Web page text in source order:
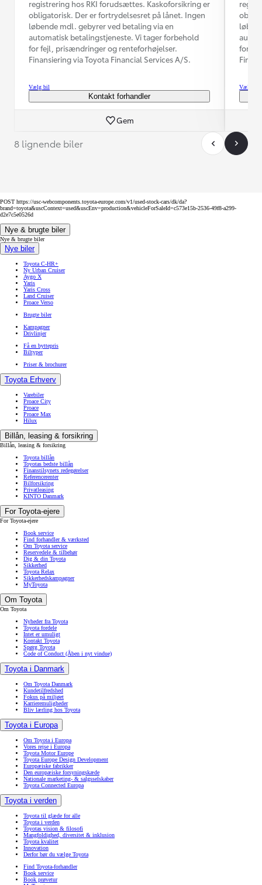
registrering hos RKI forudsættes. Kaskoforsikring er
obligatorisk. Der er fortrydelsesret på lånet. Ingen
løbende mdl. gebyrer ved betaling via en
automatisk betalingstjeneste. Vi tager forbehold
for fejl, prisændringer og renteforhøjelser.
Finansiering via Toyota Financial Services A/S.
Vælg bil
Kontakt forhandler
Gem
for
Vælg bil
8 lignende biler
POST https://usc-webcomponents.toyota-europe.com/v1/used-stock-cars/dk/da?
brand=toyota&uscContext=used&uscEnv=production&vehicleForSaleId=c573e15b-2536-49f8-a299-
d2e7c5e0526d
Nye & brugte biler
Nye & brugte biler
Nye biler
Toyota C-HR+
Ny Urban Cruiser
Aygo X
Yaris
Yaris Cross
Land Cruiser
Proace Verso
Brugte biler
Kampagner
Drivlinjer
Få en byttepris
Biltyper
Priser & brochurer
Toyota Erhverv
Varebiler
Proace City
Proace
Proace Max
Hilux
Billån, leasing & forsikring
Billån, leasing & forsikring
Toyota billån
Toyotas bedste billån
Finanstilsynets redegørelser
Referencerenter
Bilforsikring
Privatleasing
KINTO Danmark
For Toyota-ejere
For Toyota-ejere
Book service
Find forhandler & værksted
Om Toyota service
Reservedele & tilbehør
Dig & din Toyota
Sikkerhed
Toyota Relax
Sikkerhedskampagner
MyToyota
Om Toyota
Om Toyota
Nyheder fra Toyota
Toyota fordele
Intet er umuligt
Kontakt Toyota
Spørg Toyota
Code of Conduct (Åben i nyt vindue)
Toyota i Danmark
Om Toyota Danmark
Kundetilfredshed
Fokus på miljøet
Karrieremuligheder
Bliv lærling hos Toyota
Toyota i Europa
Om Toyota i Europa
Vores rejse i Europa
Toyota Motor Europe
Toyota Europe Design Development
Europæiske fabrikker
Den europæiske forsyningskæde
Nationale marketing- & salgsselskaber
Toyota Connected Europa
Toyota i verden
Toyota til glæde for alle
Toyota i verden
Toyotas vision & filosofi
Mangfoldighed, diversitet & inklusion
Toyota kvalitet
Innovation
Derfor bør du vælge Toyota
Find Toyota-forhandler
Book service
Book prøvetur